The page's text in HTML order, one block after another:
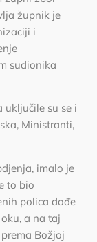
župnik je
i
sudionika
uključile su se i
Ministranti,
imalo je
to bio
polica dođe
a na taj
Božjoj